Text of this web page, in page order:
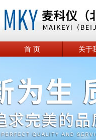
首 页 关于